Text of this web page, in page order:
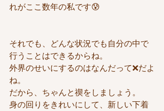
れがここ数年の私です😰
それでも、どんな状況でも自分の中で
行うことはできるからね。
外界のせいにするのはなんだって❌だよ
ね。
だから、ちゃんと禊をしましょう。
身の回りをきれいにして、新しい下着